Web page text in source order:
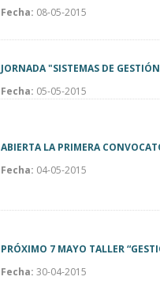
Fecha: 08-05-2015
JORNADA "SISTEMAS DE
Fecha: 05-05-2015
ABIERTA LA PRIMERA
Fecha: 04-05-2015
PRÓXIMO 7 MAYO TALLER
Fecha: 30-04-2015